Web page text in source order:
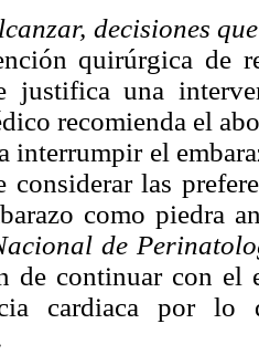
decisiones
quirúrgica de
justifica una
recomienda el
interrumpir el
considerar las
como piedra
de
de continuar con el
cardiaca por lo